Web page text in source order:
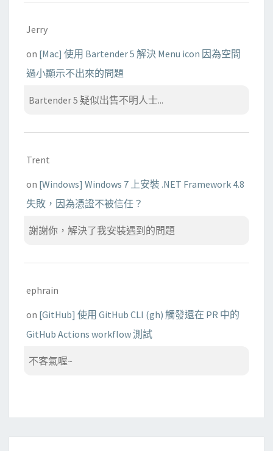
Jerry
on [Mac] 使用 Bartender 5 解決 Menu icon 因為空間
過小顯示不出來的問題
Bartender 5 疑似出售不明人士...
Trent
on [Windows] Windows 7 上安裝 .NET Framework 4.8
失敗，因為憑證不被信任？
謝謝你，解決了我安裝遇到的問題
ephrain
on [GitHub] 使用 GitHub CLI (gh) 觸發還在 PR 中的
GitHub Actions workflow 測試
不客氣喔~